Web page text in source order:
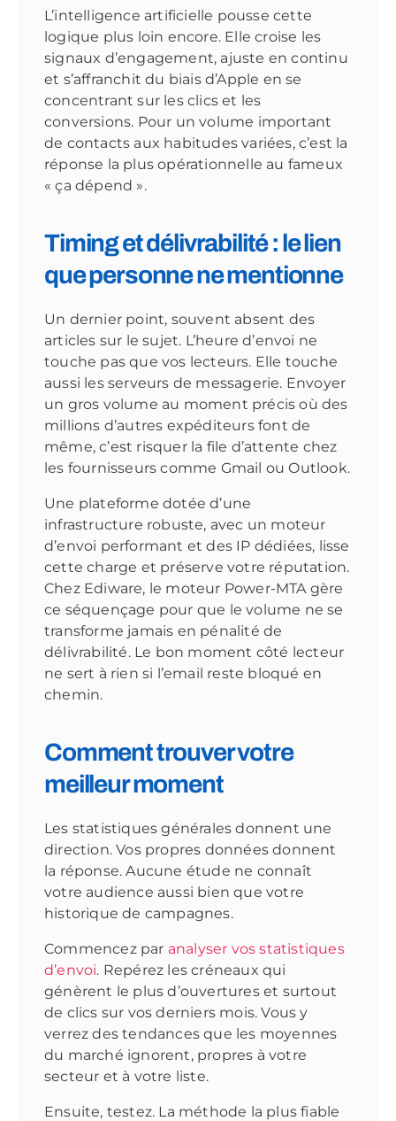
L’intelligence artificielle pousse cette
logique plus loin encore. Elle croise les
signaux d’engagement, ajuste en continu
et s’affranchit du biais d’Apple en se
concentrant sur les clics et les
conversions. Pour un volume important
de contacts aux habitudes variées, c’est la
réponse la plus opérationnelle au fameux
« ça dépend ».
Timing et délivrabilité : le lien
que personne ne mentionne
Un dernier point, souvent absent des
articles sur le sujet. L’heure d’envoi ne
touche pas que vos lecteurs. Elle touche
aussi les serveurs de messagerie. Envoyer
un gros volume au moment précis où des
millions d’autres expéditeurs font de
même, c’est risquer la file d’attente chez
les fournisseurs comme Gmail ou Outlook.
Une plateforme dotée d’une
infrastructure robuste, avec un moteur
d’envoi performant et des IP dédiées, lisse
cette charge et préserve votre réputation.
Chez Ediware, le moteur Power-MTA gère
ce séquençage pour que le volume ne se
transforme jamais en pénalité de
délivrabilité. Le bon moment côté lecteur
ne sert à rien si l’email reste bloqué en
chemin.
Comment trouver votre
meilleur moment
Les statistiques générales donnent une
direction. Vos propres données donnent
la réponse. Aucune étude ne connaît
votre audience aussi bien que votre
historique de campagnes.
Commencez par analyser vos statistiques
d’envoi. Repérez les créneaux qui
génèrent le plus d’ouvertures et surtout
de clics sur vos derniers mois. Vous y
verrez des tendances que les moyennes
du marché ignorent, propres à votre
secteur et à votre liste.
Ensuite, testez. La méthode la plus fiable